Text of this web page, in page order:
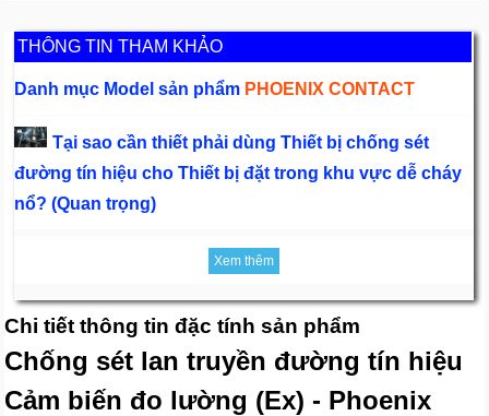
THÔNG TIN THAM KHẢO
Danh mục Model sản phẩm PHOENIX CONTACT
Tại sao cần thiết phải dùng Thiết bị chống sét
đường tín hiệu cho Thiết bị đặt trong khu vực dễ cháy
nổ? (Quan trọng)
Xem thêm
Chi tiết thông tin đặc tính sản phẩm
Chống sét lan truyền đường tín hiệu
Cảm biến đo lường (Ex) - Phoenix